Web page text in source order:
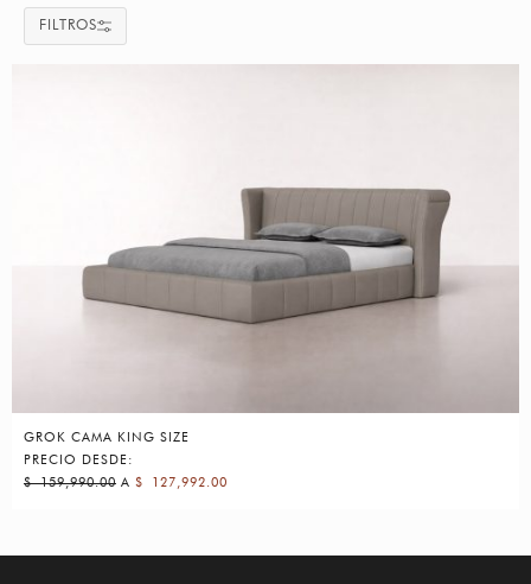
FILTROS
GROK CAMA KING SIZE
PRECIO DESDE:
$159,990.00 A $ 127,992.00